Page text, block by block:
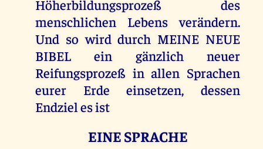
Höherbildungsprozeß des
menschlichen Lebens verändern.
Und so wird durch MEINE NEUE
BIBEL ein gänzlich neuer
Reifungsprozeß in allen Sprachen
eurer Erde einsetzen, dessen
Endziel es ist
EINE SPRACHE